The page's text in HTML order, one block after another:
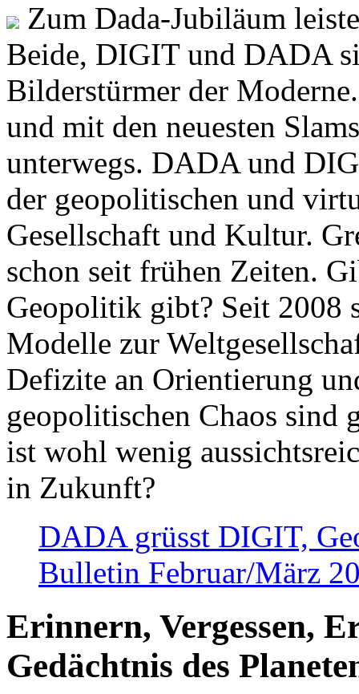
Zum Dada-Jubiläum
Beide, DIGIT und DADA
Bilderstürmer der
und mit den neuesten
unterwegs. DADA und
der geopolitischen und
Gesellschaft und Kultur.
schon seit frühen Zeiten.
Geopolitik gibt? Seit 2008
Modelle zur
Defizite an Orientierung
geopolitischen Chaos sind
ist wohl wenig
in Zukunft?
DADA grüsst DIGIT,
Bulletin Februar/März
Erinnern, Vergessen,
Gedächtnis des